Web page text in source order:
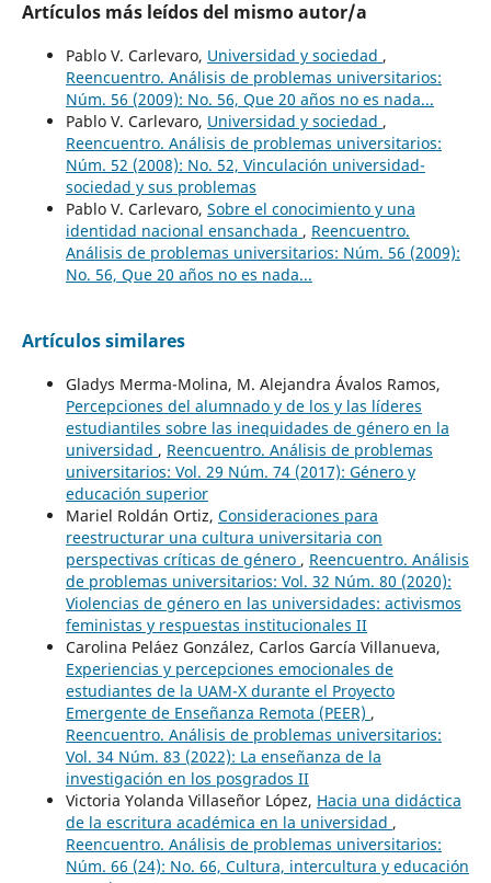
Artículos más leídos del mismo autor/a
Pablo V. Carlevaro, Universidad y sociedad ,
Reencuentro. Análisis de problemas universitarios:
Núm. 56 (2009): No. 56, Que 20 años no es nada...
Pablo V. Carlevaro, Universidad y sociedad ,
Reencuentro. Análisis de problemas universitarios:
Núm. 52 (2008): No. 52, Vinculación universidad-
sociedad y sus problemas
Pablo V. Carlevaro, Sobre el conocimiento y una
identidad nacional ensanchada , Reencuentro.
Análisis de problemas universitarios: Núm. 56 (2009):
No. 56, Que 20 años no es nada...
Artículos similares
Gladys Merma-Molina, M. Alejandra Ávalos Ramos,
Percepciones del alumnado y de los y las líderes
estudiantiles sobre las inequidades de género en la
universidad , Reencuentro. Análisis de problemas
universitarios: Vol. 29 Núm. 74 (2017): Género y
educación superior
Mariel Roldán Ortiz, Consideraciones para
reestructurar una cultura universitaria con
perspectivas críticas de género , Reencuentro. Análisis
de problemas universitarios: Vol. 32 Núm. 80 (2020):
Violencias de género en las universidades: activismos
feministas y respuestas institucionales II
Carolina Peláez González, Carlos García Villanueva,
Experiencias y percepciones emocionales de
estudiantes de la UAM-X durante el Proyecto
Emergente de Enseñanza Remota (PEER) ,
Reencuentro. Análisis de problemas universitarios:
Vol. 34 Núm. 83 (2022): La enseñanza de la
investigación en los posgrados II
Victoria Yolanda Villaseñor López, Hacia una didáctica
de la escritura académica en la universidad ,
Reencuentro. Análisis de problemas universitarios:
Núm. 66 (24): No. 66, Cultura, intercultura y educación